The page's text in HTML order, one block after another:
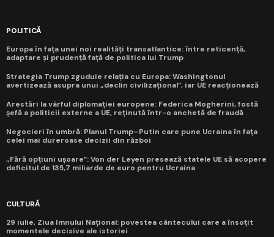
POLITICĂ
Europa în fața unei noi realități transatlantice: între reticență,
adaptare și prudență față de politica lui Trump
Strategia Trump zguduie relația cu Europa: Washingtonul
avertizează asupra unui „declin civilizațional”, iar UE reacționează
Arestări la vârful diplomației europene: Federica Mogherini, fostă
șefă a politicii externe a UE, reținută într-o anchetă de fraudă
Negocieri în umbră: Planul Trump–Putin care pune Ucraina în fața
celei mai dureroase decizii din război
„Fără opțiuni ușoare”: Von der Leyen presează statele UE să acopere
deficitul de 135,7 miliarde de euro pentru Ucraina
CULTURĂ
29 iulie, Ziua Imnului Național: povestea cântecului care a însoțit
momentele decisive ale istoriei